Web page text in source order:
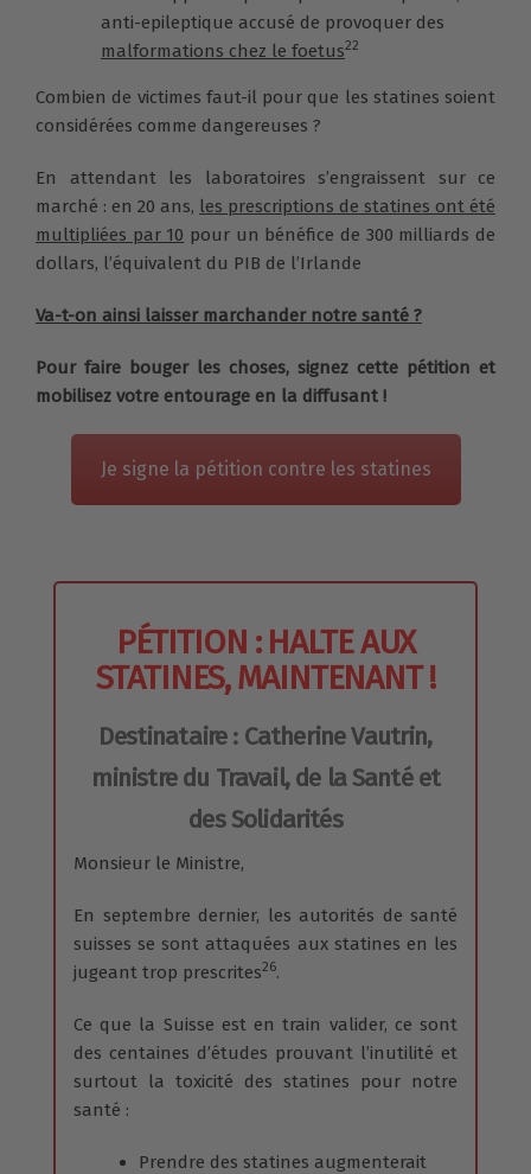
anti-epileptique accusé de provoquer des
malformations chez le foetus22
Combien de victimes faut-il pour que les statines soient
considérées comme dangereuses ?
En attendant les laboratoires s’engraissent sur ce
marché : en 20 ans, les prescriptions de statines ont été
multipliées par 10 pour un bénéfice de 300 milliards de
dollars, l’équivalent du PIB de l’Irlande
Va-t-on ainsi laisser marchander notre santé ?
Pour faire bouger les choses, signez cette pétition et
mobilisez votre entourage en la diffusant !
Je signe la pétition contre les statines
PÉTITION : HALTE AUX
STATINES, MAINTENANT !
Destinataire : Catherine Vautrin,
ministre du Travail, de la Santé et
des Solidarités
Monsieur le Ministre,
En septembre dernier, les autorités de santé
suisses se sont attaquées aux statines en les
jugeant trop prescrites26.
Ce que la Suisse est en train valider, ce sont
des centaines d’études prouvant l’inutilité et
surtout la toxicité des statines pour notre
santé :
Prendre des statines augmenterait